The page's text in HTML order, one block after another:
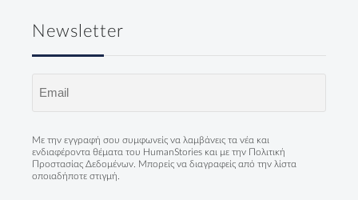
Newsletter
Με την εγγραφή σου συμφωνείς να λαμβάνεις τα νέα και
ενδιαφέροντα θέματα του HumanStories και με την
Πολιτική
Προστασίας Δεδομένων. Μπορείς να διαγραφείς από την λίστα
οποιαδήποτε στιγμή.